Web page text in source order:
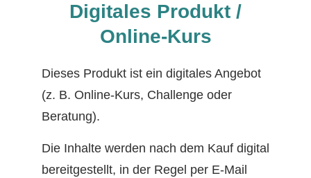
Digitales Produkt /
Online-Kurs
Dieses Produkt ist ein digitales Angebot
(z. B. Online-Kurs, Challenge oder
Beratung).
Die Inhalte werden nach dem Kauf digital
bereitgestellt, in der Regel per E-Mail